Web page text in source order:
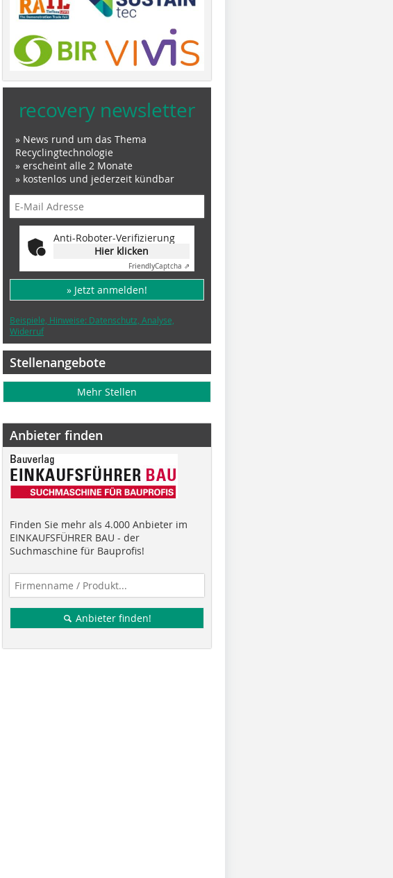
recovery newsletter
» News rund um das Thema
Recyclingtechnologie
» erscheint alle 2 Monate
» kostenlos und jederzeit kündbar
Anti-Roboter-Verifizierung
Hier klicken
FriendlyCaptcha ⇗
» Jetzt anmelden!
Beispiele, Hinweise: Datenschutz, Analyse,
Widerruf
Stellenangebote
Mehr Stellen
Anbieter finden
Finden Sie mehr als 4.000 Anbieter im
EINKAUFSFÜHRER BAU - der
Suchmaschine für Bauprofis!
Anbieter finden!